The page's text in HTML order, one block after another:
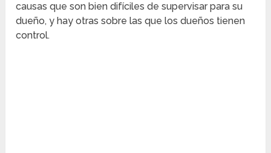
causas que son bien difíciles de supervisar para su
dueño, y hay otras sobre las que los dueños tienen
control.